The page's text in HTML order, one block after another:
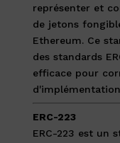
représenter et
de jetons
Ethereum. Ce
des standards
efficace pour
ERC-223
ERC-223 est un